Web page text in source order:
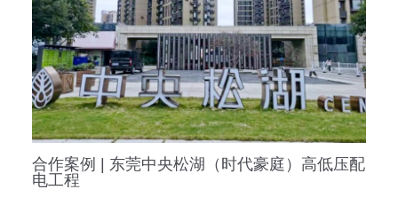
合作案例 | 东莞中央松湖（时代豪庭）高低压配
电工程